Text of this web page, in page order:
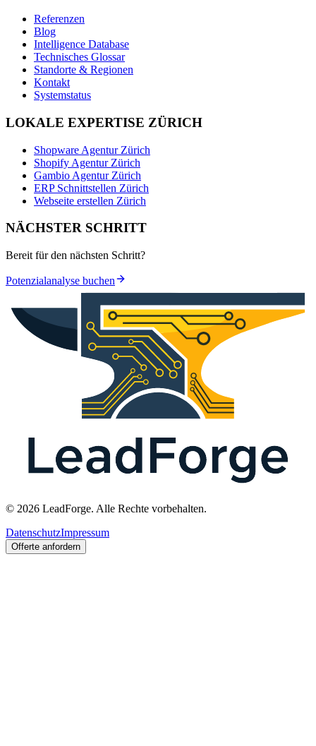
Referenzen
Blog
Intelligence Database
Technisches Glossar
Standorte & Regionen
Kontakt
Systemstatus
LOKALE EXPERTISE ZÜRICH
Shopware Agentur Zürich
Shopify Agentur Zürich
Gambio Agentur Zürich
ERP Schnittstellen Zürich
Webseite erstellen Zürich
NÄCHSTER SCHRITT
Bereit für den nächsten Schritt?
Potenzialanalyse buchen
© 2026 LeadForge. Alle Rechte vorbehalten.
DatenschutzImpressum
Offerte anfordern